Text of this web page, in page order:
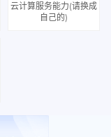
云计算服务能力(请换成
自己的)